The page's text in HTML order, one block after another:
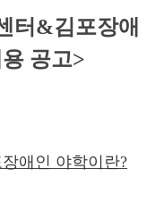
터&김포장애
공고>
애인 야학이란?